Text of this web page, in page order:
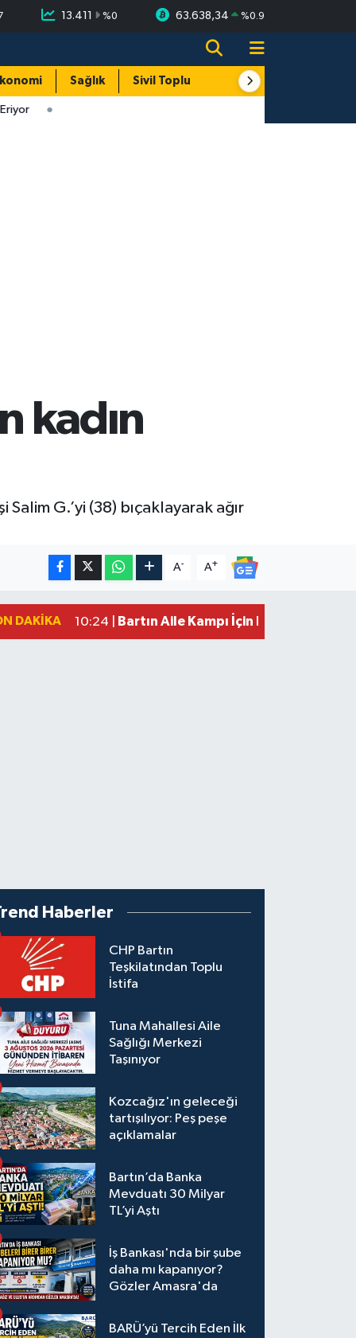
13.411 %0 63.638,34 %0.9
Sağlık Sivil Toplum Turizm
kadın
G.’yi (38) bıçaklayarak ağır
A- A+
DAKIKA 10:24 | Bartın Aile Kampı İçin Başvurular
Haberler
CHP Bartın
Teşkilatından Toplu
İstifa
Tuna Mahallesi Aile
Sağlığı Merkezi
Taşınıyor
Kozcağız'ın geleceği
tartışılıyor: Peş peşe
açıklamalar
Bartın’da Banka
Mevduatı 30 Milyar
TL’yi Aştı
İş Bankası'nda bir şube
daha mı kapanıyor?
Gözler Amasra'da
BARÜ’yü Tercih Eden İlk